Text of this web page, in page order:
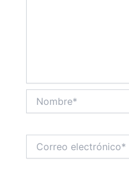
electrónico*